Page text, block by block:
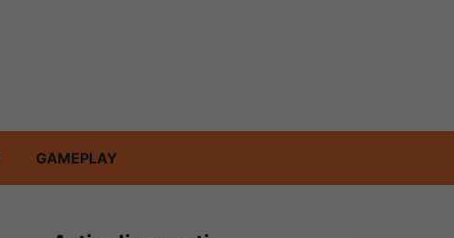
GAMEPLAY